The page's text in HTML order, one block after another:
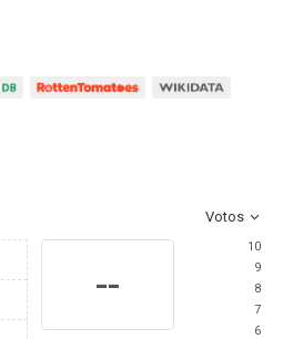
Votos
--
10
9
8
7
6